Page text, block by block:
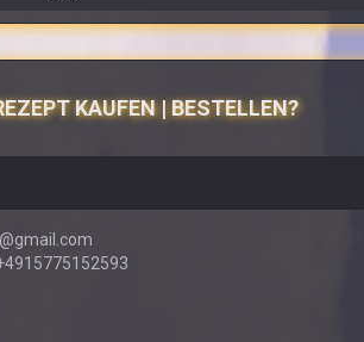
KAUFEN | BESTELLEN?